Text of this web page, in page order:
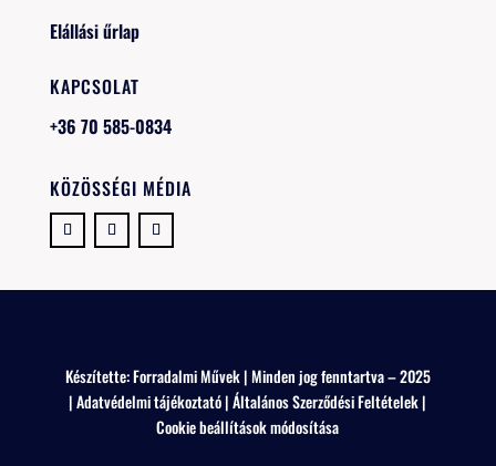
Elállási űrlap
KAPCSOLAT
+36 70 585-0834
KÖZÖSSÉGI MÉDIA
Készítette:Forradalmi Művek| Minden jog fenntartva – 2025
|Adatvédelmi tájékoztató|Általános Szerződési Feltételek|
Cookie beállítások módosítása